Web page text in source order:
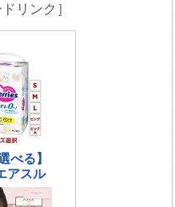
リンク］